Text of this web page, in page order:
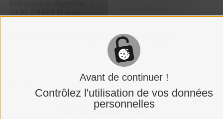
Gastro-entérologue Hépatologue
CHIRURGIE AMBULATOIRE
Avant de continuer !
Contrôlez l'utilisation de vos données
personnelles